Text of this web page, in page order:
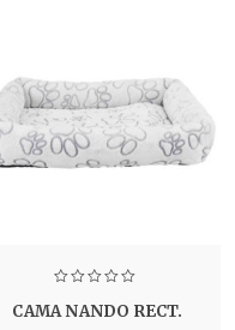
CAMA NANDO RECT.